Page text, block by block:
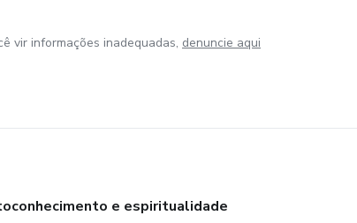
vir informações inadequadas, denuncie aqui
e espiritualidade